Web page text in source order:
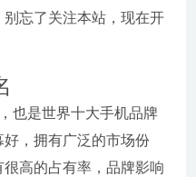
忘了关注本站，现在开
也是世界十大手机品牌
，拥有广泛的市场份
高的占有率，品牌影响